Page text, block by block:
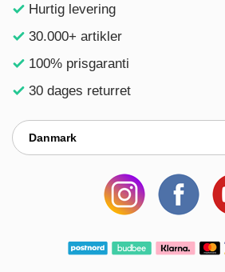
Hurtig levering
30.000+ artikler
100% prisgaranti
30 dages returret
Danmark